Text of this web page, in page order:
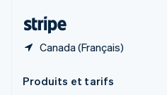
Canada (Français)
Produits et tarifs